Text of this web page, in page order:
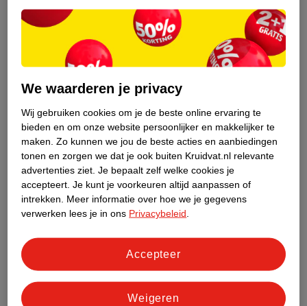
Kruidvat is een erkend specialist in
zelfzorg, ook online. Wat je
gezondheidsvraag ook is, stel hem aan
Stel je gezondheidsvraag
Ook in deze winkel
Kruidvat.nl ophaalpunt
Laat je bestelling snel en gemakkelijk bezorgen in de
Kruidvat is een gecertificeerd drogist. Dit betekent dat je
We waarderen je privacy
Wij gebruiken cookies om je de beste online ervaring te
bieden en om onze website persoonlijker en makkelijker te
maken. Zo kunnen we jou de beste acties en aanbiedingen
tonen en zorgen we dat je ook buiten Kruidvat.nl relevante
advertenties ziet. Je bepaalt zelf welke cookies je
accepteert. Je kunt je voorkeuren altijd aanpassen of
intrekken.
Meer informatie over hoe we je gegevens
verwerken lees je in ons Privacybeleid
Weigeren
Accepteer